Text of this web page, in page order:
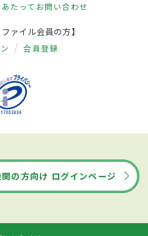
たって お問い合わせ
ァイル会員の方】
会員登録
の方向け ログインページ